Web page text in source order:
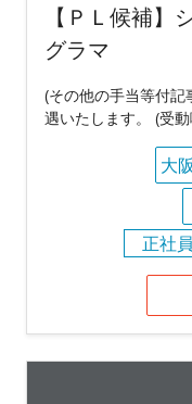
【ＰＬ候補】
グラマ
(その他の手当等付
遇いたします。 (受
大
正社員